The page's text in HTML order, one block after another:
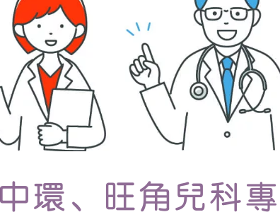
環、旺角兒科